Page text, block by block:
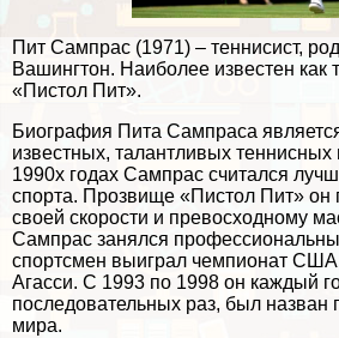
Пит Сампрас (1971) – теннисист,
Вашингтон. Наиболее известен как
«Пистол Пит».
Биография Пита Сампраса
известных, талантливых теннисных
1990х годах Сампрас считался
спорта. Прозвище «Пистол Пит» он
своей скорости и превосходному
Сампрас занялся
спортсмен выиграл чемпионат
Агасси. С 1993 по 1998 он каждый
последовательных раз, был назван
мира.